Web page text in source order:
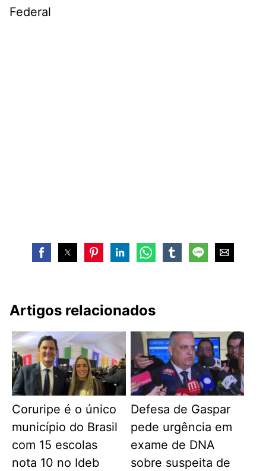
Federal
Artigos relacionados
Coruripe é o único
município do Brasil
com 15 escolas
nota 10 no Ideb
Defesa de Gaspar
pede urgência em
exame de DNA
sobre suspeita de